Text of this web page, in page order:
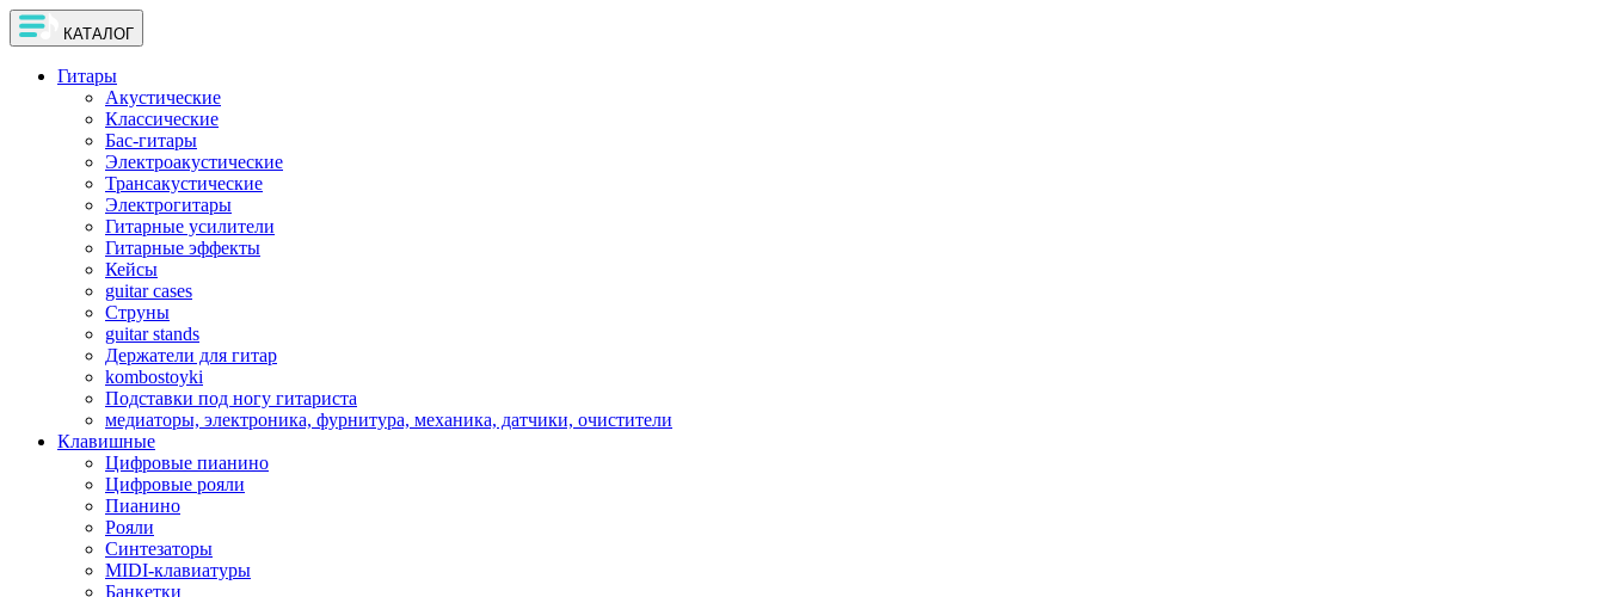
КАТАЛОГ
Гитары
Акустические
Классические
Бас-гитары
Электроакустические
Трансакустические
Электрогитары
Гитарные усилители
Гитарные эффекты
Кейсы
guitar cases
Струны
guitar stands
Держатели для гитар
kombostoyki
Подставки под ногу гитариста
медиаторы, электроника, фурнитура, механика, датчики, очистители
Клавишные
Цифровые пианино
Цифровые рояли
Пианино
Рояли
Синтезаторы
MIDI-клавиатуры
Банкетки